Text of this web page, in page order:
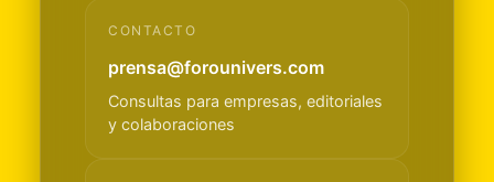
CONTACTO
prensa@forounivers.com
Consultas para empresas, editoriales
y colaboraciones